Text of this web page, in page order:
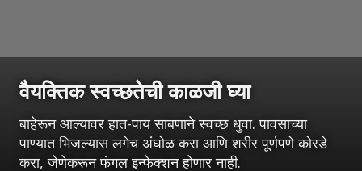
वैयक्तिक स्वच्छतेची काळजी घ्या
बाहेरून आल्यावर हात-पाय साबणाने स्वच्छ धुवा. पावसाच्या
पाण्यात भिजल्यास लगेच अंघोळ करा आणि शरीर पूर्णपणे कोरडे
करा, जेणेकरून फंगल इन्फेक्शन होणार नाही.